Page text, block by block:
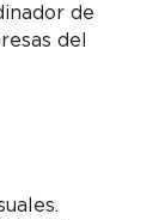
de
del